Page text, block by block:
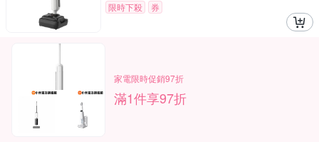
限時下殺
券
家電限時促銷97折
滿1件享97折